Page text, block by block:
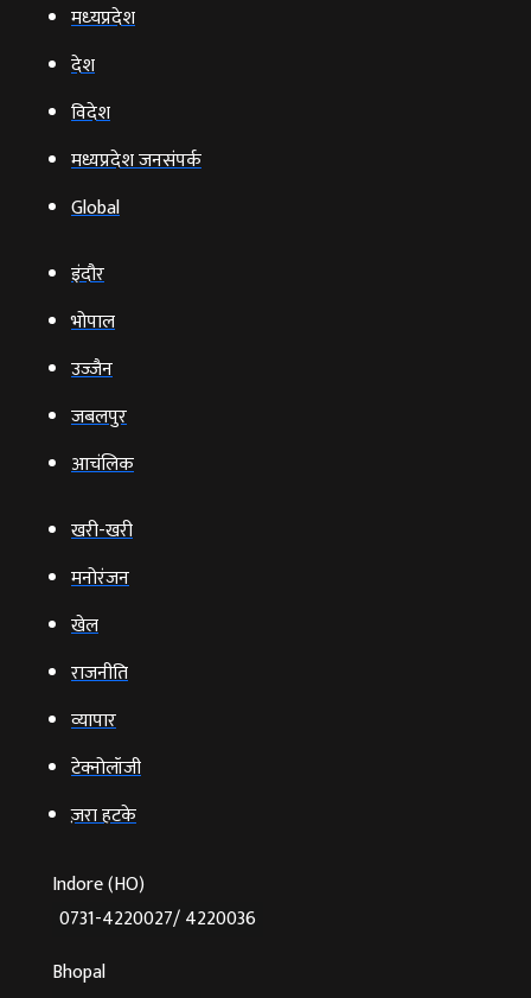
मध्‍यप्रदेश
देश
विदेश
मध्यप्रदेश जनसंपर्क
Global
इंदौर
भोपाल
उज्‍जैन
जबलपुर
आचंलिक
खरी-खरी
मनोरंजन
खेल
राजनीति
व्‍यापार
टेक्‍नोलॉजी
ज़रा हटके
Indore (HO)
0731-4220027/ 4220036
Bhopal